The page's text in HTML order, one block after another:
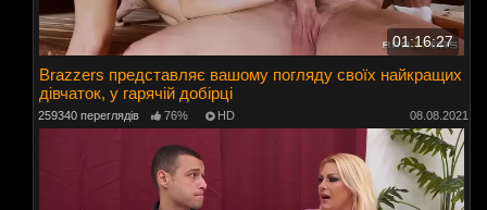
01:16:27
Brazzers представляє вашому погляду своїх найкращих
дівчаток, у гарячій добірці
259340 переглядів 76% HD 08.08.2021